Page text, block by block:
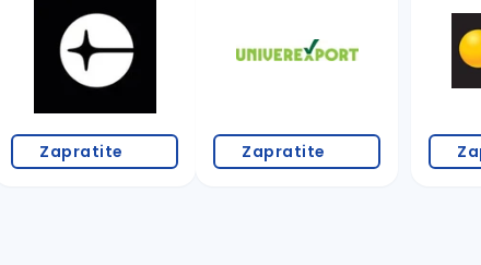
Zapratite Zapratite